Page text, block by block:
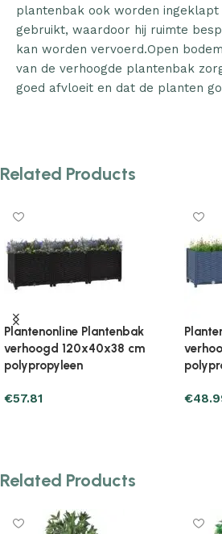
plantenbak ook worden
gebruikt, waardoor hij ruimte
kan worden vervoerd.Open
van de verhoogde plantenbak
goed afvloeit en dat de planten
Related Products
Plantenonline Plantenbak
verhoogd 120x40x71 cm
polypropyleen
€71.53 €
Related Products